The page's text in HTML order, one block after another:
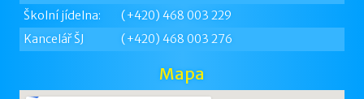
Školní jídelna:
(+420) 468 003 229
Kancelář ŠJ
(+420) 468 003 276
Mapa